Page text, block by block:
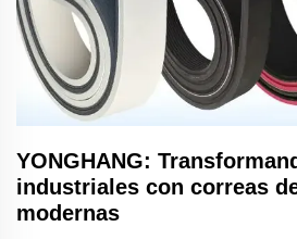
YONGHANG:
industriales con correas
modernas